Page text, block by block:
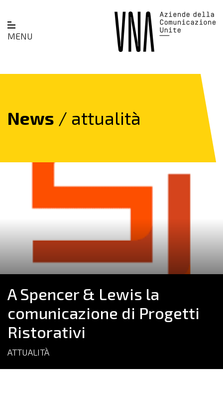
MENU
News / attualità
A Spencer & Lewis la
comunicazione di Progetti
Ristorativi
ATTUALITÀ